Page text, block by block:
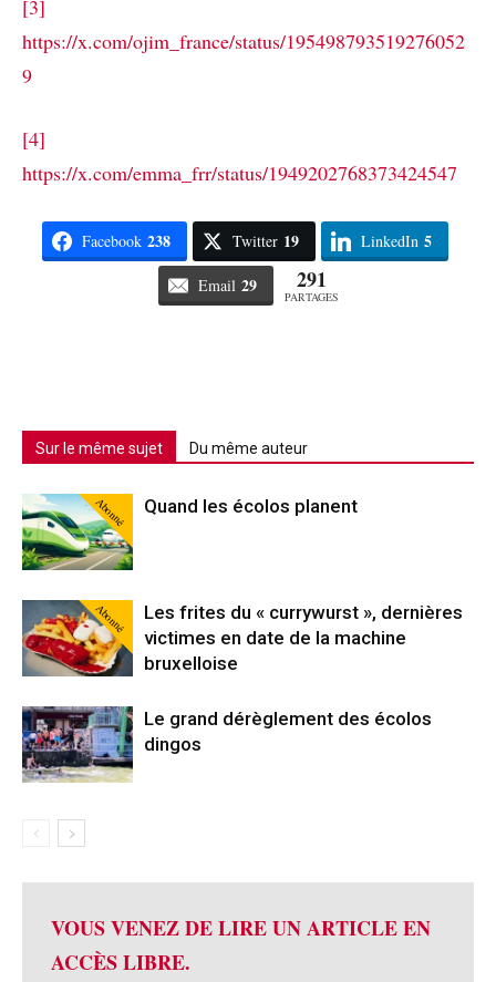
[3]
https://x.com/ojim_france/status/195498793519276052
9
[4]
https://x.com/emma_frr/status/1949202768373424547
Facebook 238 Twitter 19 LinkedIn 5
Email 29 291
PARTAGES
Sur le même sujet Du même auteur
Abonné Quand les écolos planent
Abonné
Les frites du « currywurst », dernières
victimes en date de la machine
bruxelloise
Le grand dérèglement des écolos
dingos
VOUS VENEZ DE LIRE UN ARTICLE EN
ACCÈS LIBRE.